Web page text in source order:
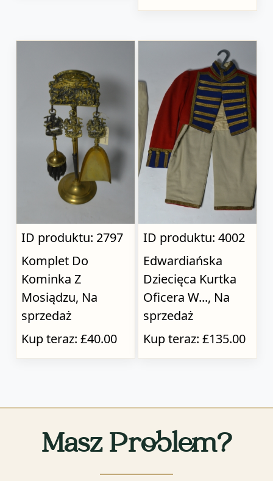
ID produktu: 2797
Komplet Do
Kominka Z
Mosiądzu, Na
sprzedaż
Kup teraz: £40.00
ID produktu: 4002
Edwardiańska
Dziecięca Kurtka
Oficera W..., Na
sprzedaż
Kup teraz: £135.00
Masz Problem?